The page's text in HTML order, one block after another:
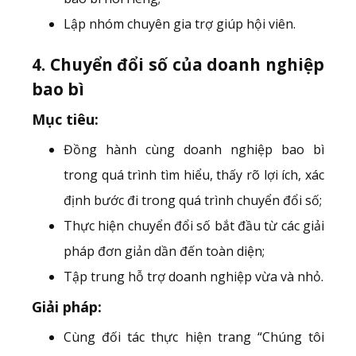
Lập nhóm chuyên gia trợ giúp hội viên.
4. Chuyển đổi số của doanh nghiệp
bao bì
Mục tiêu:
Đồng hành cùng doanh nghiệp bao bì
trong quá trình tìm hiểu, thấy rõ lợi ích, xác
định bước đi trong quá trình chuyển đổi số;
Thực hiện chuyển đổi số bắt đầu từ các giải
pháp đơn giản dần đến toàn diện;
Tập trung hỗ trợ doanh nghiệp vừa và nhỏ.
Giải pháp:
Cùng đối tác thực hiện trang “Chúng tôi